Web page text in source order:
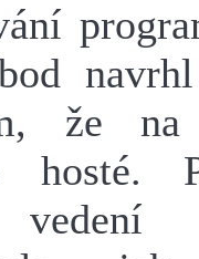
že na
hosté.